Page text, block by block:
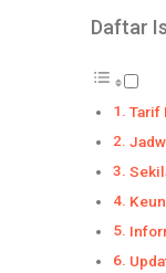
Daftar
Tarif